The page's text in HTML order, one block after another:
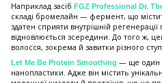
Наприклад засіб FGZ Professional Dr.
складі бромелайн — фермент, що
здатен сприяти внутрішній регенерації
відновлюється зсередини. До того ж,
волосся, зокрема й завитки різного
Let Me Be Protein Smoothing — ще один
нанопластики. Адже він містить